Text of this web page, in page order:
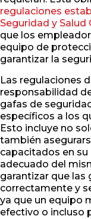
regulaciones
Seguridad y Salud
que los
equipo de
garantizar la
Las regulaciones
responsabilidad
gafas de
específicos a los
Esto incluye no
también
capacitados en
adecuado del
garantizar que las
correctamente y
ya que un equipo
efectivo o incluso